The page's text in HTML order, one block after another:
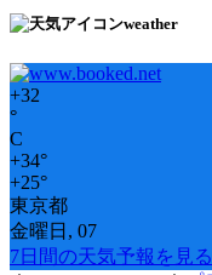
weather
+32
°
C
+34°
+25°
東京都
金曜日, 07
7日間の天気予報を見る